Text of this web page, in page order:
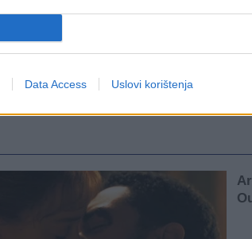
Data Access Uslovi korištenja